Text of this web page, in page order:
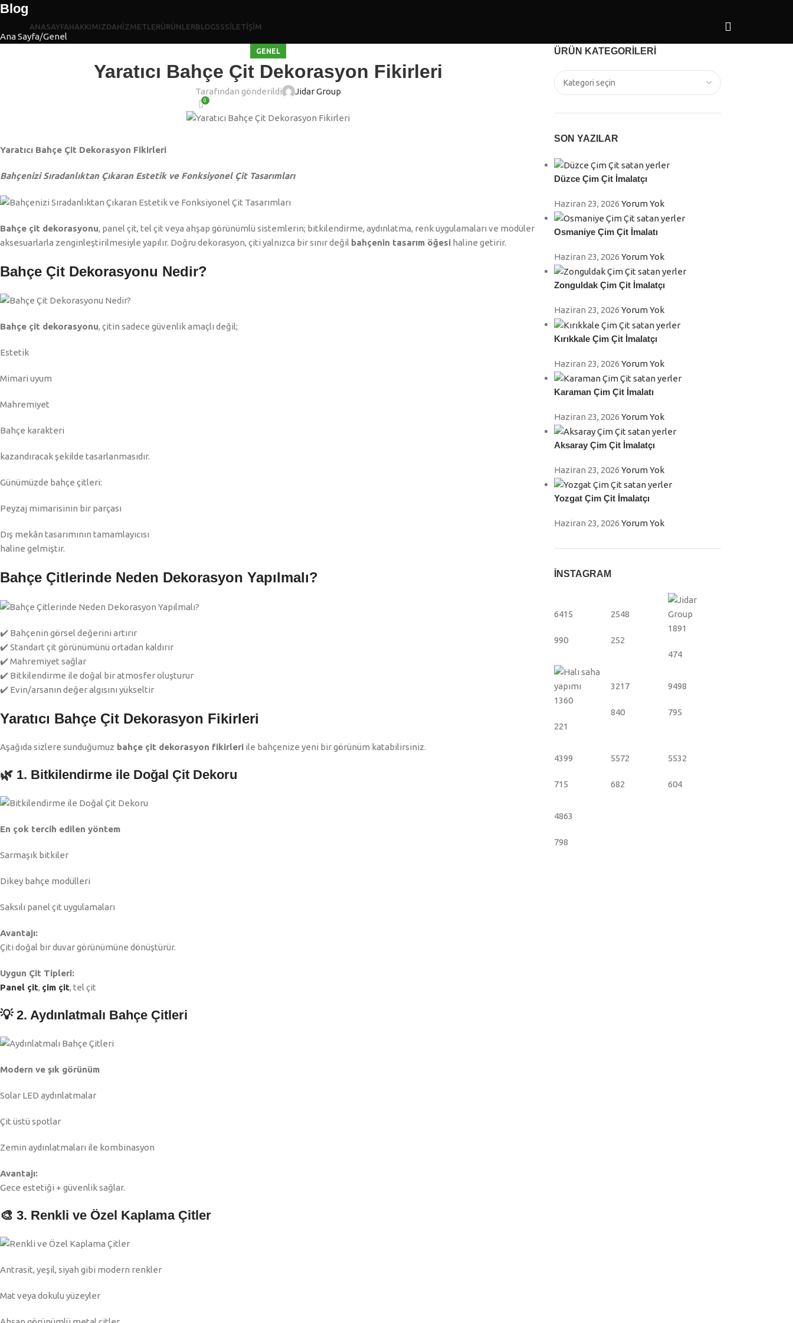
ANASAYFAHAKKIMIZDAHİZMETLERÜRÜNLERBLOGSSSİLETİŞİM
Blog
Ana Sayfa Genel
GENEL
Yaratıcı Bahçe Çit Dekorasyon Fikirleri
Tarafından gönderildi Jidar Group
0
Yaratıcı Bahçe Çit Dekorasyon Fikirleri
Bahçenizi Sıradanlıktan Çıkaran Estetik ve Fonksiyonel Çit Tasarımları
Bahçe çit dekorasyonu, panel çit, tel çit veya ahşap görünümlü sistemlerin; bitkilendirme, aydınlatma, renk uygulamaları ve modüler
aksesuarlarla zenginleştirilmesiyle yapılır. Doğru dekorasyon, çiti yalnızca bir sınır değil bahçenin tasarım öğesi haline getirir.
Bahçe Çit Dekorasyonu Nedir?
Bahçe çit dekorasyonu, çitin sadece güvenlik amaçlı değil;
Estetik
Mimari uyum
Mahremiyet
Bahçe karakteri
kazandıracak şekilde tasarlanmasıdır.
Günümüzde bahçe çitleri:
Peyzaj mimarisinin bir parçası
Dış mekân tasarımının tamamlayıcısı
haline gelmiştir.
Bahçe Çitlerinde Neden Dekorasyon Yapılmalı?
✔️ Bahçenin görsel değerini artırır
✔️ Standart çit görünümünü ortadan kaldırır
✔️ Mahremiyet sağlar
✔️ Bitkilendirme ile doğal bir atmosfer oluşturur
✔️ Evin/arsanın değer algısını yükseltir
Yaratıcı Bahçe Çit Dekorasyon Fikirleri
Aşağıda sizlere sunduğumuz bahçe çit dekorasyon fikirleri ile bahçenize yeni bir görünüm katabilirsiniz.
🌿 1. Bitkilendirme ile Doğal Çit Dekoru
En çok tercih edilen yöntem
Sarmaşık bitkiler
Dikey bahçe modülleri
Saksılı panel çit uygulamaları
Avantajı:
Çiti doğal bir duvar görünümüne dönüştürür.
Uygun Çit Tipleri:
Panel çit, çim çit, tel çit
💡 2. Aydınlatmalı Bahçe Çitleri
Modern ve şık görünüm
Solar LED aydınlatmalar
Çit üstü spotlar
Zemin aydınlatmaları ile kombinasyon
Avantajı:
Gece estetiği + güvenlik sağlar.
🎨 3. Renkli ve Özel Kaplama Çitler
Antrasit, yeşil, siyah gibi modern renkler
Mat veya dokulu yüzeyler
ÜRÜN KATEGORILERI
SON YAZILAR
Düzce Çim Çit İmalatçı
Haziran 23, 2026 Yorum Yok
Osmaniye Çim Çit İmalatı
Haziran 23, 2026 Yorum Yok
Zonguldak Çim Çit İmalatçı
Haziran 23, 2026 Yorum Yok
Kırıkkale Çim Çit İmalatçı
Haziran 23, 2026 Yorum Yok
Karaman Çim Çit İmalatı
Haziran 23, 2026 Yorum Yok
Aksaray Çim Çit İmalatçı
Haziran 23, 2026 Yorum Yok
Yozgat Çim Çit İmalatçı
Haziran 23, 2026 Yorum Yok
İNSTAGRAM
6415
990
2548
252
1891
474
1360
221
3217
840
9498
795
4399
715
5572
682
5532
604
4863
798